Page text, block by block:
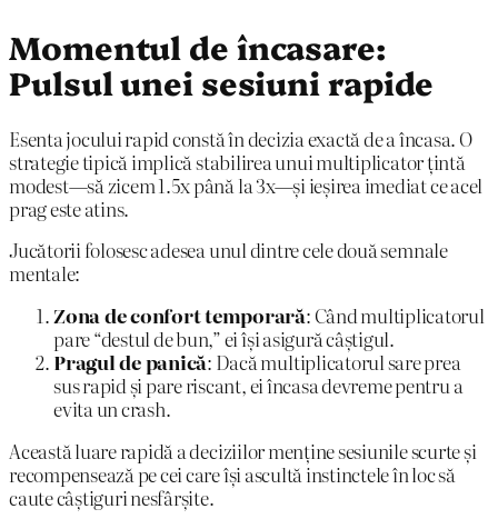
Momentul de încasare:
Pulsul unei sesiuni rapide
Esenta jocului rapid constă în decizia exactă de a încasa. O
strategie tipică implică stabilirea unui multiplicator țintă
modest—să zicem 1.5x până la 3x—și ieșirea imediat ce acel
prag este atins.
Jucătorii folosesc adesea unul dintre cele două semnale
mentale:
Zona de confort temporară: Când multiplicatorul
pare “destul de bun,” ei își asigură câștigul.
Pragul de panică: Dacă multiplicatorul sare prea
sus rapid și pare riscant, ei încasa devreme pentru a
evita un crash.
Această luare rapidă a deciziilor menține sesiunile scurte și
recompensează pe cei care își ascultă instinctele în loc să
caute câștiguri nesfârșite.